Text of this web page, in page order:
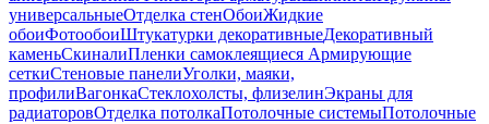
универсальныеОтделка стенОбоиЖидкие
обоиФотообоиШтукатурки декоративныеДекоративный
каменьСкиналиПленки самоклеящиеся Армирующие
сеткиСтеновые панелиУголки, маяки,
профилиВагонкаСтеклохолсты, флизелинЭкраны для
радиаторовОтделка потолкаПотолочные системыПотолочные